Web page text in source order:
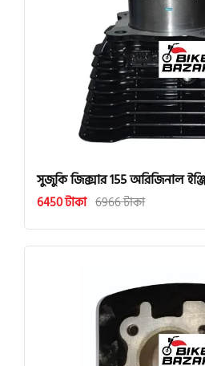
সুজুকি জিক্সার 155 অরিজিনাল
6450 টাকা 6966 টাকা